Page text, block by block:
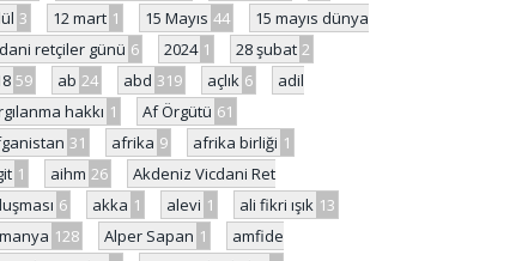
3 12 mart 1 15 Mayıs 44
15 mayıs dünya
retçiler günü 6 2024 1 28 şubat 2
59 ab 24 abd 319 açlık 6
adil
hakkı 1 Af Örgütü 61
31 afrika 9 afrika birliği 1
1 aihm 26
Akdeniz Vicdani Ret
6 akka 1 alevi 1 ali fikri ışık 13
128 Alper Sapan 1
amfide